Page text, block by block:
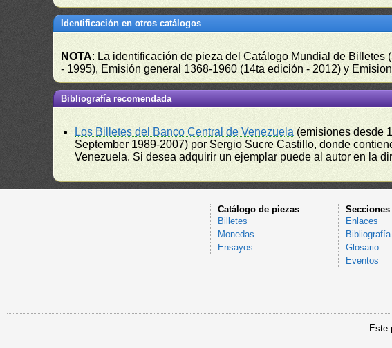
Identificación en otros catálogos
NOTA: La identificación de pieza del Catálogo Mundial de
- 1995), Emisión general 1368-1960 (14ta edición - 2012) y
Bibliografía recomendada
Los Billetes del Banco Central de Venezuela (emisiones desde
September 1989-2007) por Sergio Sucre Castillo, donde
Venezuela. Si desea adquirir un ejemplar puede al autor en la
Catálogo de piezas
Billetes
Monedas
Ensayos
Secciones
Enlaces
Bibliografía
Glosario
Eventos
Este